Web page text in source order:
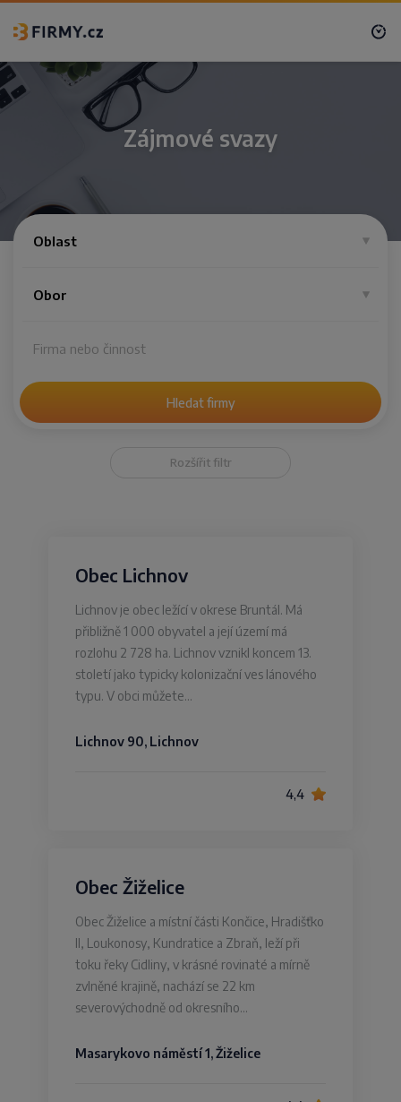
Zájmové svazy
Oblast
Obor
Hledat firmy
Rozšířit filtr
Obec Lichnov
Lichnov je obec ležící v okrese Bruntál. Má
přibližně 1 000 obyvatel a její území má
rozlohu 2 728 ha. Lichnov vznikl koncem 13.
století jako typicky kolonizační ves lánového
typu. V obci můžete…
Lichnov 90, Lichnov
4,4
Obec Žiželice
Obec Žiželice a místní části Končice, Hradišťko
II, Loukonosy, Kundratice a Zbraň, leží při
toku řeky Cidliny, v krásné rovinaté a mírně
zvlněné krajině, nachází se 22 km
severovýchodně od okresního…
Masarykovo náměstí 1, Žiželice